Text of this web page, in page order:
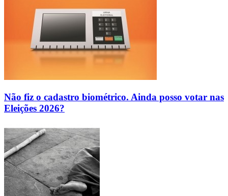
Não fiz o cadastro biométrico. Ainda posso votar nas
Eleições 2026?